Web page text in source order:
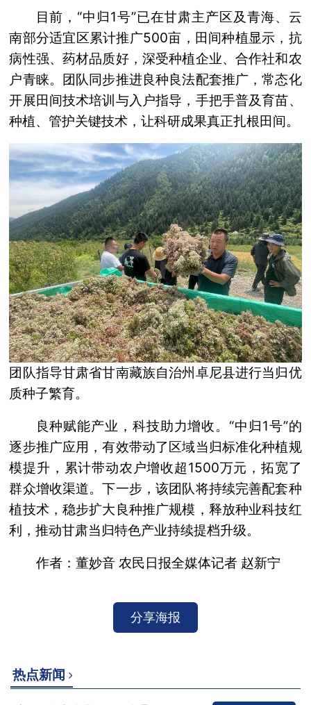
目前，“中归1号”已在甘肃主产区及青海、云
南部分适宜区累计推广500亩，田间种植显示，抗
病性强、药材品质好，深受种植企业、合作社和农
户青睐。团队同步推进良种良法配套推广，常态化
开展田间技术培训与入户指导，手把手普及育苗、
种植、管护关键技术，让科研成果真正扎根田间。
团队指导甘肃省甘南藏族自治州卓尼县进行当归优
质种子繁育。
良种赋能产业，科技助力增收。“中归1号”的
逐步推广应用，有效带动了区域当归标准化种植规
模提升，累计带动农户增收超1500万元，拓宽了
群众增收渠道。下一步，该团队将持续完善配套种
植技术，稳步扩大良种推广规模，释放种业科技红
利，推动甘肃当归特色产业持续提档升级。
作者：董妙音 农民日报全媒体记者 赵新宁
分享海报
热点新闻